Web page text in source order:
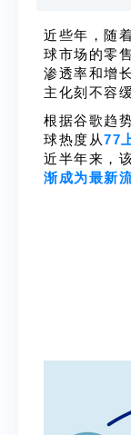
近些年，随
球市场的零
渗透率和增
主化刻不容缓
根据谷歌趋
球热度从77
近半年来，
渐成为最新